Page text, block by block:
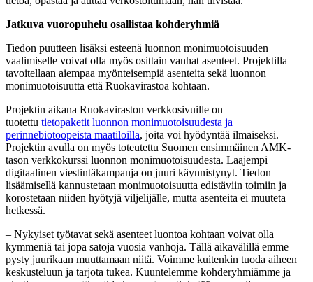
Jatkuva vuoropuhelu osallistaa kohderyhmiä
Tiedon puutteen lisäksi esteenä luonnon monimuotoisuuden
vaalimiselle voivat olla myös osittain vanhat asenteet. Projektilla
tavoitellaan aiempaa myönteisempiä asenteita sekä luonnon
monimuotoisuutta että Ruokavirastoa kohtaan.
Projektin aikana Ruokaviraston verkkosivuille on
tuotettu tietopaketit luonnon monimuotoisuudesta ja
perinnebiotoopeista maatiloilla, joita voi hyödyntää ilmaiseksi.
Projektin avulla on myös toteutettu Suomen ensimmäinen AMK-
tason verkkokurssi luonnon monimuotoisuudesta. Laajempi
digitaalinen viestintäkampanja on juuri käynnistynyt. Tiedon
lisäämisellä kannustetaan monimuotoisuutta edistäviin toimiin ja
korostetaan niiden hyötyjä viljelijälle, mutta asenteita ei muuteta
hetkessä.
– Nykyiset työtavat sekä asenteet luontoa kohtaan voivat olla
kymmeniä tai jopa satoja vuosia vanhoja. Tällä aikavälillä emme
pysty juurikaan muuttamaan niitä. Voimme kuitenkin tuoda aiheen
keskusteluun ja tarjota tukea. Kuuntelemme kohderyhmiämme ja